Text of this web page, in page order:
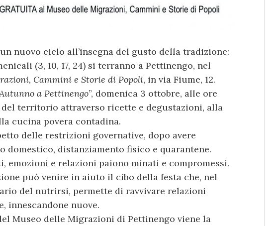
nuovo ciclo all’insegna del gusto della tradizione:
(3, 10, 17, 24) si terranno a Pettinengo, nel
Cammini e Storie di Popoli, in via Fiume, 12.
a Pettinengo”, domenica 3 ottobre, alle ore
territorio attraverso ricette e degustazioni, alla
cucina povera contadina.
delle restrizioni governative, dopo avere
domestico, distanziamento fisico e quarantene.
emozioni e relazioni paiono minati e compromessi.
può venire in aiuto il cibo della festa che, nel
del nutrirsi, permette di ravvivare relazioni
innescandone nuove.
Museo delle Migrazioni di Pettinengo viene la